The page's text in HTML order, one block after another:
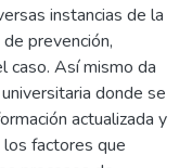
instancias de la
prevención,
caso. Así mismo da
donde se
actualizada y
factores que